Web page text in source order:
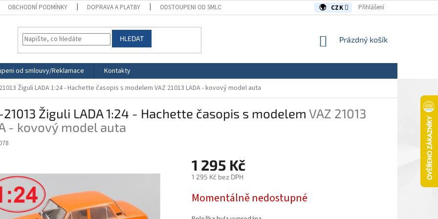
OBCHODNÍ PODMÍNKY DOPRAVA A PLATBY ODSTOUPENI OD SMLOUVY/REKLAMACE CZK Přihlášení
HLEDAT
NÁKUPNÍ
Prázdný košík
od smlouvy/Reklamace
Kontakty
Žiguli LADA 1:24 - Hachette časopis s modelem VAZ 21013 LADA - kovový model auta
21013 Žiguli LADA 1:24 - Hachette časopis s modelem VAZ 21013
- kovový model auta
1 295 Kč
1 295 Kč bez DPH
cena:
Momentálně nedostupné